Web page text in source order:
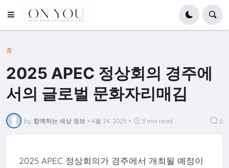
홈
2025 APEC 정상회의 경주에
서의 글로벌 문화자리매김
by 함께하는 세상 정보 • 4월 24, 2025 • 3 min read 0
2025 APEC 정상회의가 경주에서 개최될 예정이